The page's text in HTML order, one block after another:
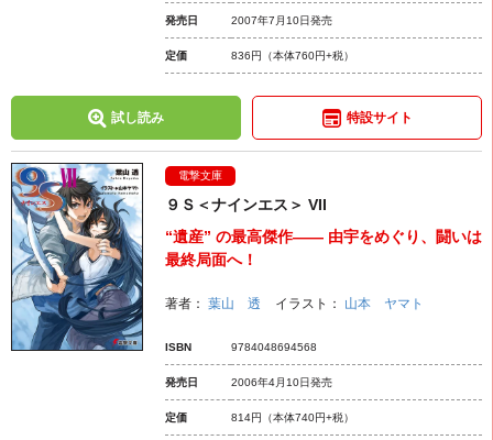
発売日 2007年7月10日発売
定価 836円 （本体760円+税）
試し読み 特設サイト
電撃文庫
９Ｓ＜ナインエス＞ VII
“遺産” の最高傑作―― 由宇をめぐり、闘いは
最終局面へ！
著者： 葉山 透 イラスト： 山本 ヤマト
ISBN 9784048694568
発売日 2006年4月10日発売
定価 814円 （本体740円+税）